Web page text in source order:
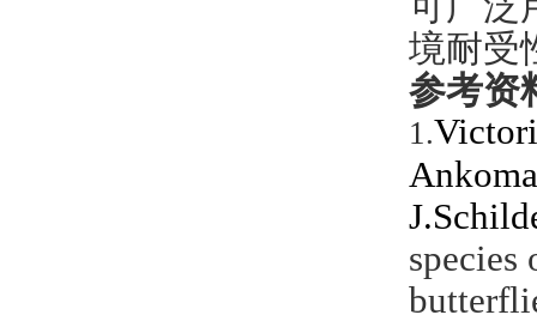
境耐受
参考资
1.
species